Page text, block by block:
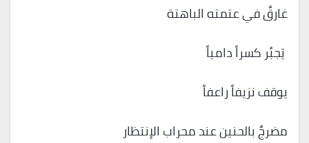
غارقٌ في عتمته الباهتة
يَجبُر كسراً دامياً
يوقف نزيفاً راعفاً
مضرجٌ بالحنين عند محراب الإنتظار